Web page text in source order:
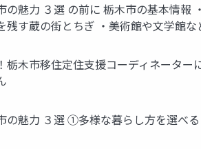
の魅力 ３選 の前に 栃木市の基本情報
残す蔵の街とちぎ ・美術館や文学館
栃木市移住定住支援コーディネータ
の魅力 ３選 ①多様な暮らし方を選べる